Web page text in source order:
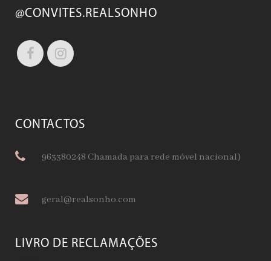
@CONVITES.REALSONHO
CONTACTOS
963380248 Chamada para rede móvel nacional)
geral@realsonho.com
LIVRO DE RECLAMAÇÕES